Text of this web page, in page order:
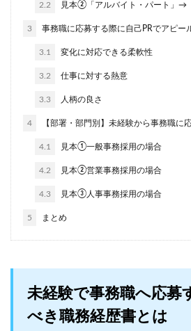
2.2 見本②「アルバイト・パート」→
3 事務職に応募する際に自己PRでアピー
3.1 変化に対応できる柔軟性
3.2 仕事に対する熱意
3.3 人柄の良さ
4 【部署・部門別】未経験から事務職に
4.1 見本①一般事務採用の場合
4.2 見本②営業事務採用の場合
4.3 見本③人事事務採用の場合
5 まとめ
未経験で事務職へ応募
べき職務経歴書とは